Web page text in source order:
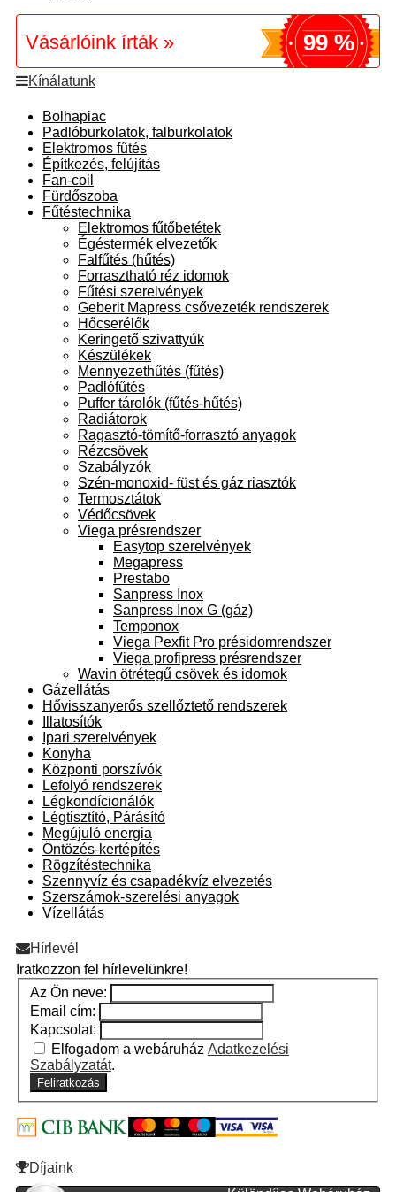
Vásárlóink írták » 99 %
Kínálatunk
Bolhapiac
Padlóburkolatok, falburkolatok
Elektromos fűtés
Építkezés, felújítás
Fan-coil
Fürdőszoba
Fűtéstechnika
Elektromos fűtőbetétek
Égéstermék elvezetők
Falfűtés (hűtés)
Forrasztható réz idomok
Fűtési szerelvények
Geberit Mapress csővezeték rendszerek
Hőcserélők
Keringető szivattyúk
Készülékek
Mennyezethűtés (fűtés)
Padlófűtés
Puffer tárolók (fűtés-hűtés)
Radiátorok
Ragasztó-tömítő-forrasztó anyagok
Rézcsövek
Szabályzók
Szén-monoxid- füst és gáz riasztók
Termosztátok
Védőcsövek
Viega présrendszer
Easytop szerelvények
Megapress
Prestabo
Sanpress Inox
Sanpress Inox G (gáz)
Temponox
Viega Pexfit Pro présidomrendszer
Viega profipress présrendszer
Wavin ötrétegű csövek és idomok
Gázellátás
Hővisszanyerős szellőztető rendszerek
Illatosítók
Ipari szerelvények
Konyha
Központi porszívók
Lefolyó rendszerek
Légkondícionálók
Légtisztító, Párásító
Megújuló energia
Öntözés-kertépítés
Rögzítéstechnika
Szennyvíz és csapadékvíz elvezetés
Szerszámok-szerelési anyagok
Vízellátás
Hírlevél
Iratkozzon fel hírlevelünkre!
Az Ön neve:
Email cím:
Kapcsolat:
Elfogadom a webáruház Adatkezelési
Szabályzatát.
Feliratkozás
Díjaink